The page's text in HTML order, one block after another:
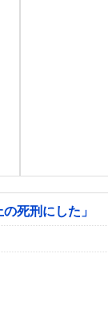
死刑にした」